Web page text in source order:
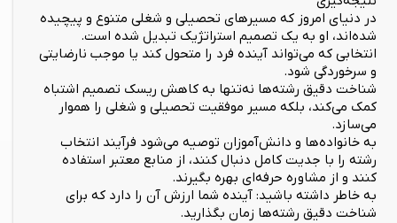
در دنیای امروز که مسیرهای تحصیلی و شغلی متنوع و پیچیده
شده‌اند، او به یک تصمیم استراتژیک تبدیل شده است.
انتخابی که می‌تواند آینده فرد را متحول کند یا موجب نارضایتی
و سرخوردگی شود.
شناخت دقیق رشته‌ها نه‌تنها به کاهش ریسک تصمیم اشتباه
کمک می‌کند، بلکه مسیر موفقیت تحصیلی و شغلی را هموار
می‌سازد.
به خانواده‌ها و دانش‌آموزان توصیه می‌شود فرآیند انتخاب
رشته را با جدیت کامل دنبال کنند، از منابع معتبر استفاده
کنند و از مشاوره حرفه‌ای بهره بگیرند.
به خاطر داشته باشید: آینده شما ارزش آن را دارد که برای
شناخت دقیق رشته‌ها زمان بگذارید.